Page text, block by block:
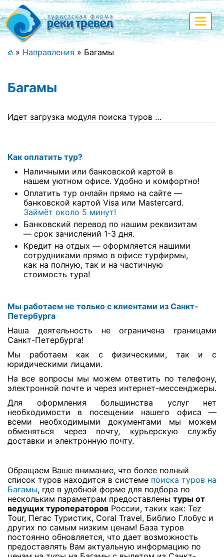
Меню
+7 (911) 182-44-68
Полная версия сайта
Спецпредложения
Праздничные туры
Страны и направления
Поиск тура
Туры по России
Автобусные туры
Туры на пароме
Авиабилеты
Туристическая страховка
Услуги
О компании
Отзывы
меню
» Направления » Багамы
Багамы
Идет загрузка модуля поиска туров …
Как оплатить тур?
Наличными или банковской картой в
нашем уютном офисе. Удобно и комфортно!
Оплатить тур онлайн прямо на сайте —
банковской картой Visa или Mastercard.
Займёт около 5 минут!
Банковский перевод по нашим реквизитам
— срок зачислений 1-3 дня.
Кредит на отдых — оформляется нашими
сотрудниками прямо в офисе турфирмы,
как на полную, так и на частичную
стоимость тура!
Мы работаем не только с клиентами из Санкт-
Петербурга
Наша деятельность не ограничена границами
Санкт-Петербурга!
Мы работаем как с физическими, так и с
юридическими лицами.
На все вопросы мы можем ответить по телефону,
электронной почте и через интернет-мессенджеры.
Для оформления большинства услуг нет
необходимости в посещении нашего офиса —
всеми необходимыми документами мы можем
обменяться через почту, курьерскую службу
доставки и электронную почту.
Обращаем Ваше внимание, что более полный
список туров находится в системе поиска туров на
Багамы, где в удобной форме для подбора по
нескольким параметрам предоставлены туры от
ведущих туроператоров России, таких как: Tez
Tour, Пегас Туристик, Coral Travel, Библио Глобус и
других по самым низким ценам! База туров
постоянно обновляется, что дает возможность
предоставлять Вам актуальную информацию по